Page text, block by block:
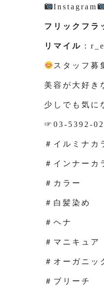
Instagram
フリックフラ
リマイル ：
スタッフ募
美容が大好き
少しでも気に
☞03-5392-
＃イルミナ
＃インナー
＃カラー
＃白髪染め
＃ヘナ
＃マニキュ
＃オーガニ
＃ブリーチ